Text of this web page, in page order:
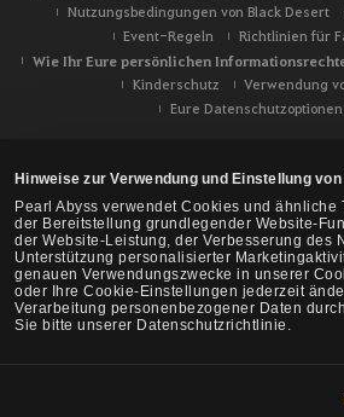
Hinweise zur Verwendung und Einstellung
Pearl Abyss verwendet Cookies und ähnliche
der Bereitstellung grundlegender Website-
der Website-Leistung, der Verbesserung des
Unterstützung personalisierter
genauen Verwendungszwecke in unserer
oder Ihre Cookie-Einstellungen jederzeit
Verarbeitung personenbezogener Daten
Sie bitte unserer Datenschutzrichtlinie.
Nutzungsbedingungen von Black Desert
Event-Regeln
Richtlinien für
Wie Ihr Eure persönlichen
Kinderschutz
Verwendung
Eure Datenschutzoptionen